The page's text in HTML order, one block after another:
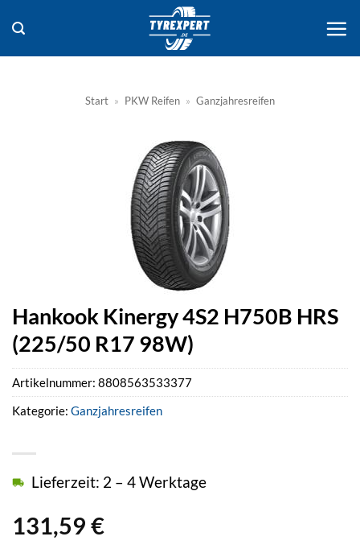
Inhalt
springen
Start » PKW Reifen » Ganzjahresreifen
Hankook Kinergy 4S2 H750B HRS
(225/50 R17 98W)
131,59 €
Lieferzeit: 2 – 4 Werktage
Artikelnummer: 8808563533377
Kategorie: Ganzjahresreifen